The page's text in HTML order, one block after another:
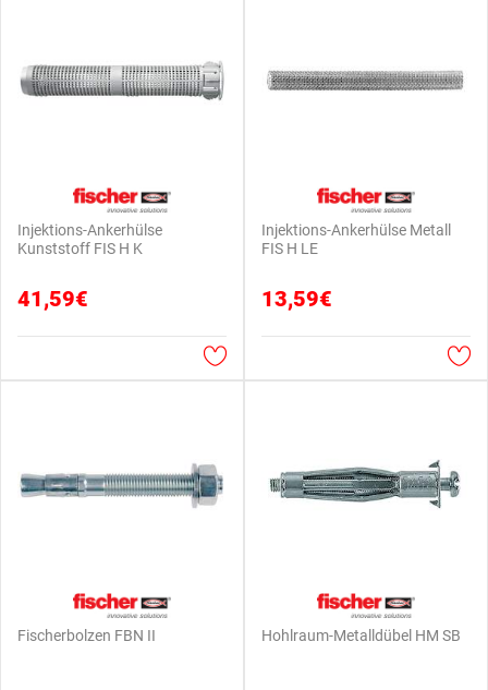
Injektions-Ankerhülse
Kunststoff FIS H K
41,59€
Injektions-Ankerhülse Metall
FIS H LE
13,59€
Fischerbolzen FBN II Hohlraum-Metalldübel HM SB